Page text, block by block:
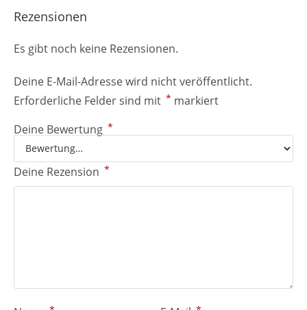
Rezensionen
Es gibt noch keine Rezensionen.
Deine E-Mail-Adresse wird nicht veröffentlicht.
Erforderliche Felder sind mit * markiert
Deine Bewertung *
Deine Rezension *